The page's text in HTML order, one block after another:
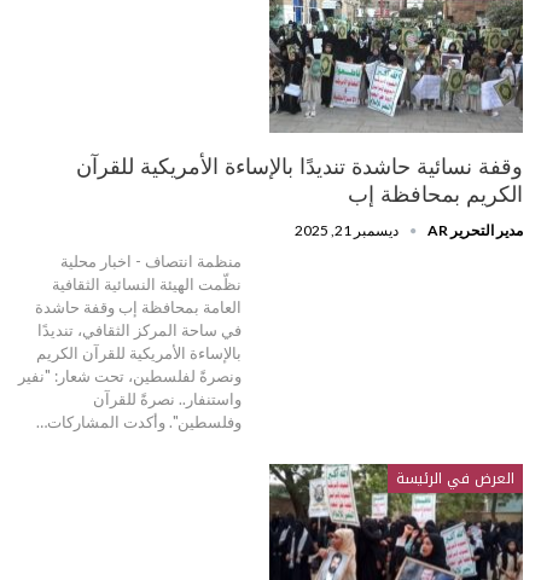
وقفة نسائية حاشدة تنديدًا بالإساءة الأمريكية للقرآن
الكريم بمحافظة إب
مدير التحرير AR ديسمبر 21, 2025
منظمة انتصاف - اخبار محلية
نظّمت الهيئة النسائية الثقافية
العامة بمحافظة إب وقفة حاشدة
في ساحة المركز الثقافي، تنديدًا
بالإساءة الأمريكية للقرآن الكريم
ونصرةً لفلسطين، تحت شعار: "نفير
واستنفار.. نصرةً للقرآن
وفلسطين". وأكدت المشاركات…
العرض في الرئيسة